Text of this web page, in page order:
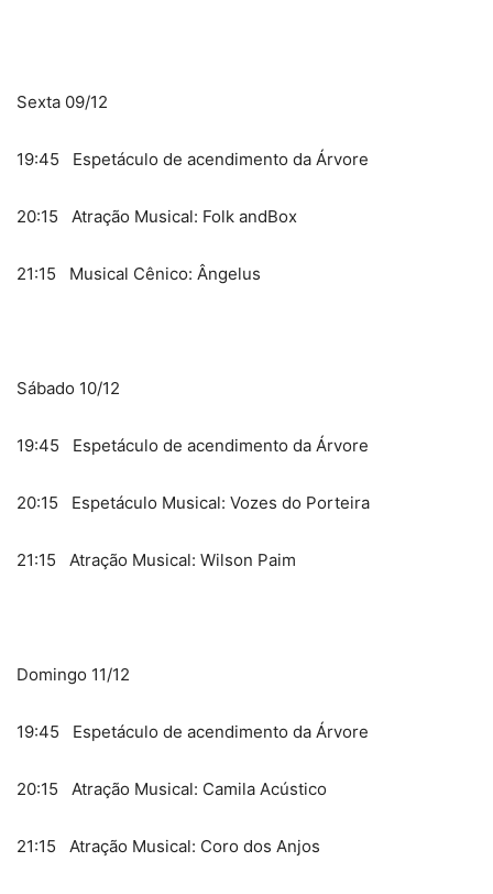
Sexta 09/12
19:45 Espetáculo de acendimento da Árvore
20:15 Atração Musical: Folk andBox
21:15 Musical Cênico: Ângelus
Sábado 10/12
19:45 Espetáculo de acendimento da Árvore
20:15 Espetáculo Musical: Vozes do Porteira
21:15 Atração Musical: Wilson Paim
Domingo 11/12
19:45 Espetáculo de acendimento da Árvore
20:15 Atração Musical: Camila Acústico
21:15 Atração Musical: Coro dos Anjos